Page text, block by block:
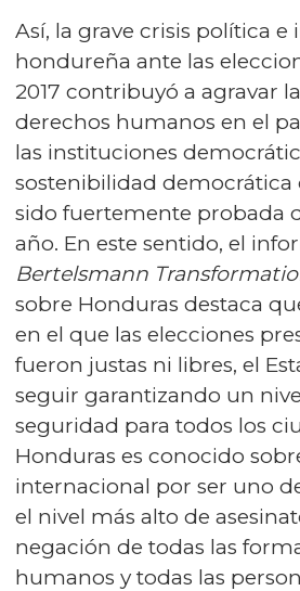
Así, la grave crisis política e
hondureña ante las
2017 contribuyó a agravar
derechos humanos en el
las instituciones
sostenibilidad democrática
sido fuertemente probada
año. En este sentido, el
Bertelsmann
sobre Honduras destaca
en el que las elecciones
fueron justas ni libres, el
seguir garantizando un
seguridad para todos los
Honduras es conocido
internacional por ser uno
el nivel más alto de
negación de todas las
humanos y todas las